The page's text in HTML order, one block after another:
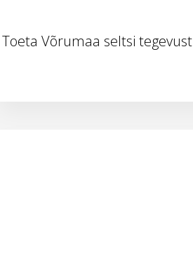
Toeta Võrumaa seltsi tegevust